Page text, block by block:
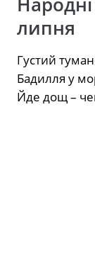
липня
Густий
Бадилля у
Йде дощ –